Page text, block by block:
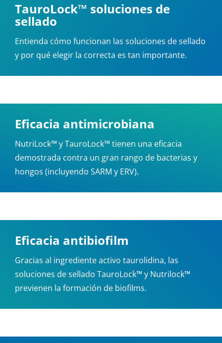
TauroLock™ soluciones de
sellado
Entienda cómo funcionan las soluciones de sellado
y por qué elegir la correcta es tan importante.
Eficacia antimicrobiana
NutriLock™ y TauroLock™ tienen una eficacia
demostrada contra un gran rango de bacterias y
hongos (incluyendo SARM y ERV).
Eficacia antibiofilm
Gracias al ingrediente activo taurolidina, las
soluciones de sellado TauroLock™ y Nutrilock™
previenen la formación de biofilms.